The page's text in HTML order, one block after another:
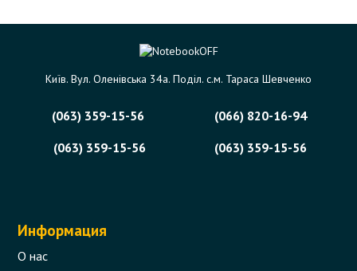
Київ. Вул. Оленівська 34а. Поділ. с.м. Тараса Шевченко
(063) 359-15-56
(066) 820-16-94
(063) 359-15-56
(063) 359-15-56
Информация
О нас